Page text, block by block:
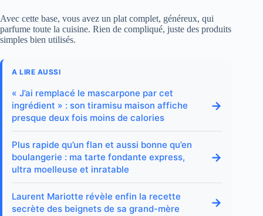
Avec cette base, vous avez un plat complet, généreux, qui
parfume toute la cuisine. Rien de compliqué, juste des produits
simples bien utilisés.
A LIRE AUSSI
« J’ai remplacé le mascarpone par cet
ingrédient » : son tiramisu maison affiche
presque deux fois moins de calories
→
Plus rapide qu’un flan et aussi bonne qu’en
boulangerie : ma tarte fondante express,
ultra moelleuse et inratable
→
Laurent Mariotte révèle enfin la recette
secrète des beignets de sa grand-mère
→